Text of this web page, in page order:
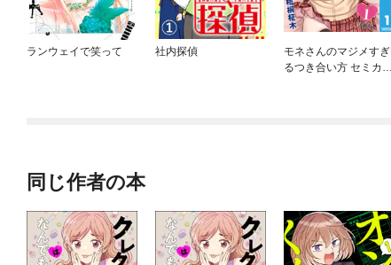
ランウェイで笑って 社内探偵
モネさんのマジメすぎ
るつき合い方 セミカラ
同じ作者の本